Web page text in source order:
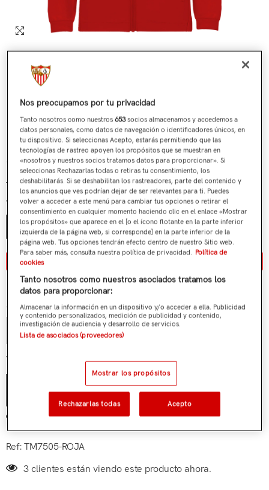
Sudadera Himno Roja Adulto 24/25
Precio regular
€79,90 Precio de venta
€25,00
Talla:S
S
M L XL XXL
¿Tienes alguna duda?
Cantidad:
Total parcial: €25,00
AÑADIR AL CARRITO
Añadir a mi lista de deseos
Ref:TM7505-ROJA
3 clientes están viendo este producto ahora.
Nos preocupamos por tu privacidad
Tanto nosotros como nuestros653socios almacenamos y accedemos a
datos personales, como datos de navegación o identificadores únicos, en
tu dispositivo. Si seleccionas Acepto, estarás permitiendo que las
tecnologías de rastreo apoyen los propósitos que se muestran en
«nosotros y nuestros socios tratamos datos para proporcionar». Si
seleccionas Rechazarlas todas o retiras tu consentimiento, los
deshabilitarás. Si se deshabilitan los rastreadores, parte del contenido y
los anuncios que ves podrían dejar de ser relevantes para ti. Puedes
volver a acceder a este menú para cambiar tus opciones o retirar el
consentimiento en cualquier momento haciendo clic en el enlace «Mostrar
los propósitos» que aparece en el [o el ícono flotante en la parte inferior
izquierda de la página web, si corresponde] en la parte inferior de la
página web. Tus opciones tendrán efecto dentro de nuestro Sitio web.
Para saber más, consulta nuestra política de privacidad. Política de
cookies
Tanto nosotros como nuestros asociados tratamos los
datos para proporcionar:
Almacenar la información en un dispositivo y/o acceder a ella. Publicidad
y contenido personalizados, medición de publicidad y contenido,
investigación de audiencia y desarrollo de servicios.
Lista de asociados (proveedores)
Mostrar los propósitos
Rechazarlas todas Acepto